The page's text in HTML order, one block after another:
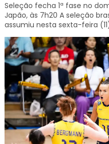
Seleção fecha 1ª fase no
Japão, às 7h20 A seleção
assumiu nesta sexta-feira